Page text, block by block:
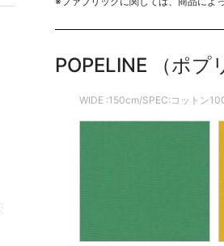
POPELINE （ポプ
WIDE :150cm/SPEC:コットン